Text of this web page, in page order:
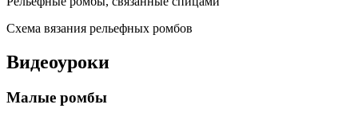
Схема вязания рельефных ромбов
Видеоуроки
Малые ромбы